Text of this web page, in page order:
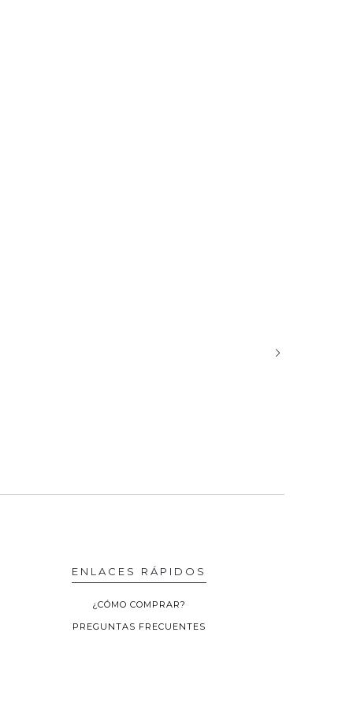
ENLACES RÁPIDOS
¿CÓMO COMPRAR?
PREGUNTAS FRECUENTES